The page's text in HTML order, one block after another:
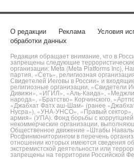
О редакции Реклама Условия
обработки данных
Редакция обращает внимание, что в
запрещены следующие
организации: Meta (Meta Platforms Inc),
партия, «Сеть», религиозная
Свидетелей Иеговы в России» и
религиозные организации, «Свидетели
Дивижн», «ИГИЛ», «Аль-Каида»,
народа», «Братство» Корчинского,
«Джабхат Фатх аш-Шам» (ранее
Нусра»), «УНА-УНСО», «Правый сектор»,
армия» (УПА). Фонд борьбы с
некоммерческие организации,
Общественное движение «Штабы
Росфинмониторингом в перечень
отношении которых имеются сведения
экстремистской деятельности или
запрещены на территории Российской